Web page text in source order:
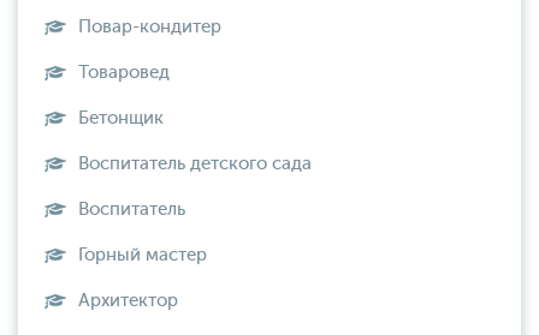
Повар-кондитер
Товаровед
Бетонщик
Воспитатель детского сада
Воспитатель
Горный мастер
Архитектор